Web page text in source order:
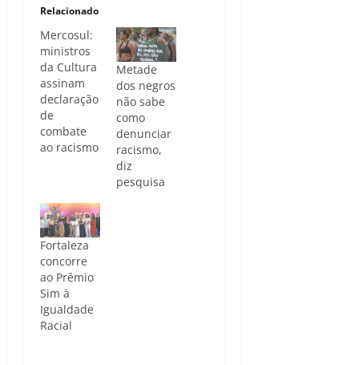
Relacionado
Mercosul:
ministros
da Cultura
assinam
declaração
de
combate
ao racismo
Metade
dos negros
não sabe
como
denunciar
racismo,
diz
pesquisa
Fortaleza
concorre
ao Prêmio
Sim à
Igualdade
Racial